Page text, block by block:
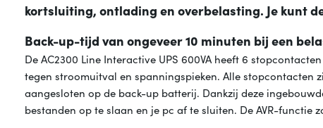
kortsluiting, ontlading en overbelasting. Je kunt
Back-up-tijd van ongeveer 10 minuten bij een
De AC2300 Line Interactive UPS 600VA heeft 6
tegen stroomuitval en spanningspieken. Alle
aangesloten op de back-up batterij. Dankzij deze
bestanden op te slaan en je pc af te sluiten. De AVR-